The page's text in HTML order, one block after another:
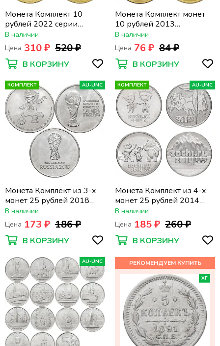
Монета Комплект 10
рублей 2022 серии
«Города трудовой
доблести» (4 шт) - 2-ой
выпуск
В наличии
Цена 310 ₽ 520 ₽
В КОРЗИНУ
Монета Комплект монет
10 рублей 2013
Всемирная летняя
универсиада в г. Казани -
логотип и талисман
В наличии
Цена 76 ₽ 84 ₽
В КОРЗИНУ
КОМПЛЕКТ AU-UNC
Монета Комплект из 3-х
монет 25 рублей 2018
«Чемпионат мира (ЧМ) по
футболу - эмблема, кубок,
Волк-Забивака»
В наличии
Цена 173 ₽ 186 ₽
В КОРЗИНУ
КОМПЛЕКТ AU-UNC
Монета Комплект из 4-х
монет 25 рублей 2014
«XXII Зимняя Олимпиада в
Сочи»
В наличии
Цена 185 ₽ 260 ₽
В КОРЗИНУ
AU-UNC
XF